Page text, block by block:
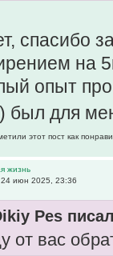
спасибо
на
опыт
был для
этот пост как
жизнь
24 июн 2025, 23:36
Pes
от вас